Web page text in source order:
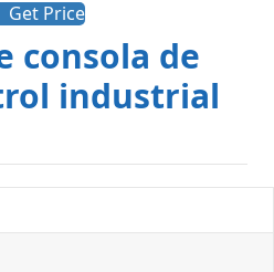
Get Price
consola de
industrial